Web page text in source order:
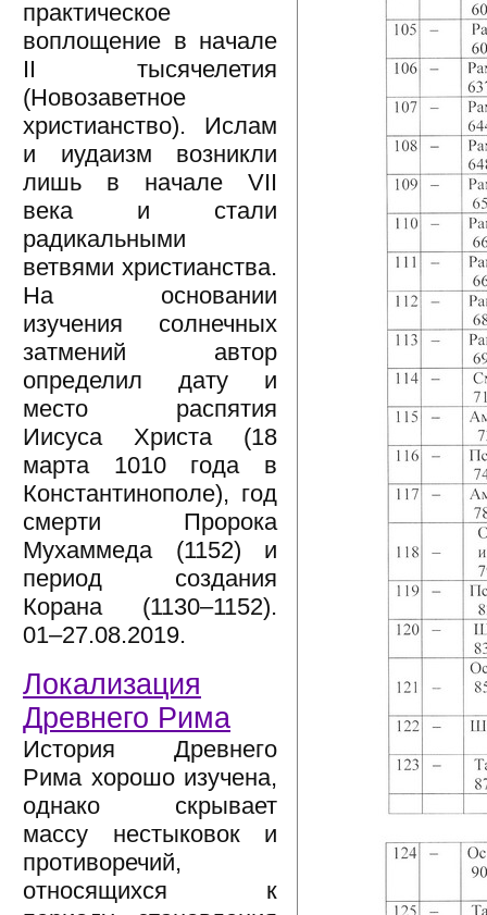
практическое
воплощение в начале
II тысячелетия
(Новозаветное
христианство). Ислам
и иудаизм возникли
лишь в начале VII
века и стали
радикальными
ветвями христианства.
На основании
изучения солнечных
затмений автор
определил дату и
место распятия
Иисуса Христа (18
марта 1010 года в
Константинополе), год
смерти Пророка
Мухаммеда (1152) и
период создания
Корана (1130–1152).
01–27.08.2019.
Локализация
Древнего Рима
История Древнего
Рима хорошо изучена,
однако скрывает
массу нестыковок и
противоречий,
относящихся к